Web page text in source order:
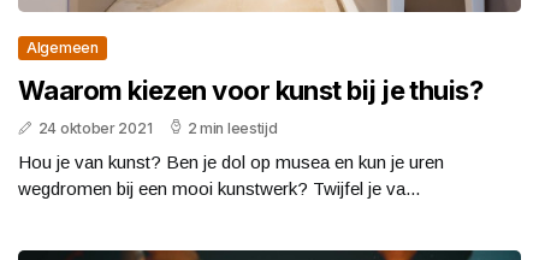
Algemeen
Waarom kiezen voor kunst bij je thuis?
24 oktober 2021 2 min leestijd
Hou je van kunst? Ben je dol op musea en kun je uren
wegdromen bij een mooi kunstwerk? Twijfel je va...